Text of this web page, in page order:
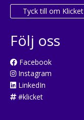
Tyck till om Klicket
Följ oss
Facebook
Instagram
LinkedIn
#klicket